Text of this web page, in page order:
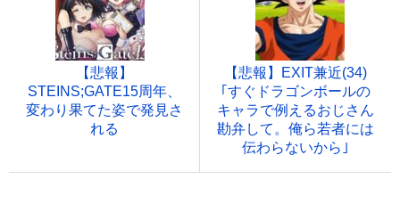
【悲報】
STEINS;GATE15周年、
変わり果てた姿で発見さ
れる
【悲報】EXIT兼近(34)
｢すぐドラゴンボールの
キャラで例えるおじさん
勘弁して。俺ら若者には
伝わらないから｣